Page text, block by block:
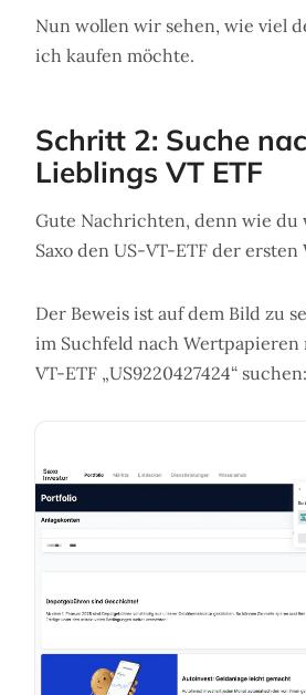
Nun wollen wir sehen, wie viel
ich kaufen möchte.
Schritt 2: Suche
Lieblings VT ETF
Gute Nachrichten, denn wie du
Saxo den US-VT-ETF der ersten
Der Beweis ist auf dem Bild zu
im Suchfeld nach Wertpapieren
VT-ETF „US9220427424“ suchen: